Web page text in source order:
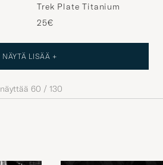
Trek Plate Titanium
25€
NÄYTÄ LISÄÄ +
näyttää 60 / 130